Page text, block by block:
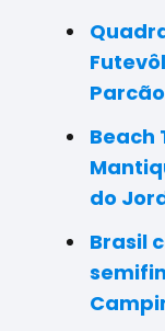
Parcão
Beach
do
Brasil